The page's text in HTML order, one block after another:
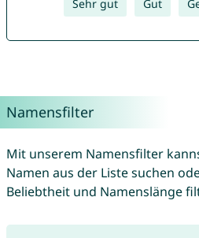
Sehr gut Gut
Namensfilter
Mit unserem Namensfilter
Namen aus der Liste suchen
Beliebtheit und Namenslänge